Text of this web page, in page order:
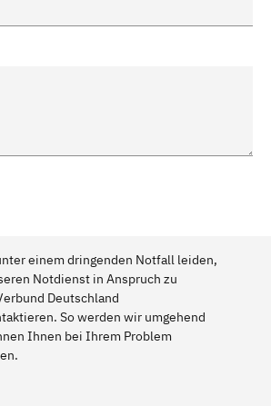
einem dringenden Notfall leiden,
Notdienst in Anspruch zu
Deutschland
So werden wir umgehend
Ihnen bei Ihrem Problem